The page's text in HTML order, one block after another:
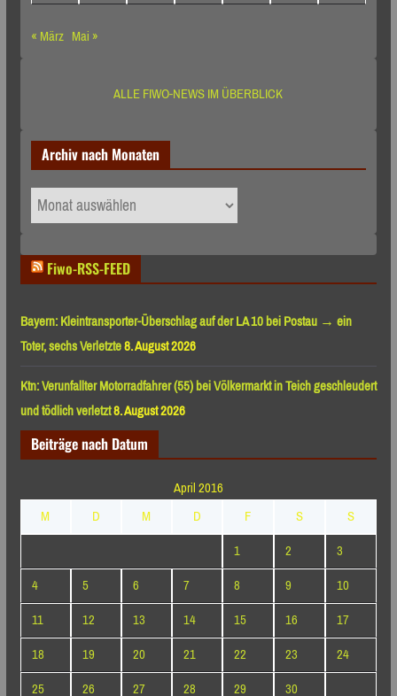
« März Mai »
ALLE FIWO-NEWS IM ÜBERBLICK
Archiv nach Monaten
Archiv
nach
Fiwo-RSS-FEED
Bayern: Kleintransporter-Überschlag auf der LA 10 bei Postau → ein
Toter, sechs Verletzte8. August 2026
Ktn: Verunfallter Motorradfahrer (55) bei Völkermarkt in Teich geschleudert
und tödlich verletzt8. August 2026
Beiträge nach Datum
April 2016
M
D M D F S
S
1
2
3
4
5 6 7 8 9
10
11
12 13 14 15 16
17
18
19 20 21 22 23
24
25
26 27 28 29 30